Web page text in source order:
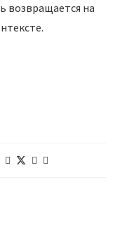
возвращается на